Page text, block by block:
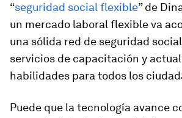
“seguridad social flexible” de
un mercado laboral flexible va
una sólida red de seguridad
servicios de capacitación y
habilidades para todos los
Puede que la tecnología avance